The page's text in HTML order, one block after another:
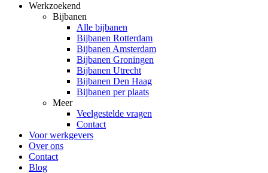
Werkzoekend
Bijbanen
Alle bijbanen
Bijbanen Rotterdam
Bijbanen Amsterdam
Bijbanen Groningen
Bijbanen Utrecht
Bijbanen Den Haag
Bijbanen per plaats
Meer
Veelgestelde vragen
Contact
Voor werkgevers
Over ons
Contact
Blog